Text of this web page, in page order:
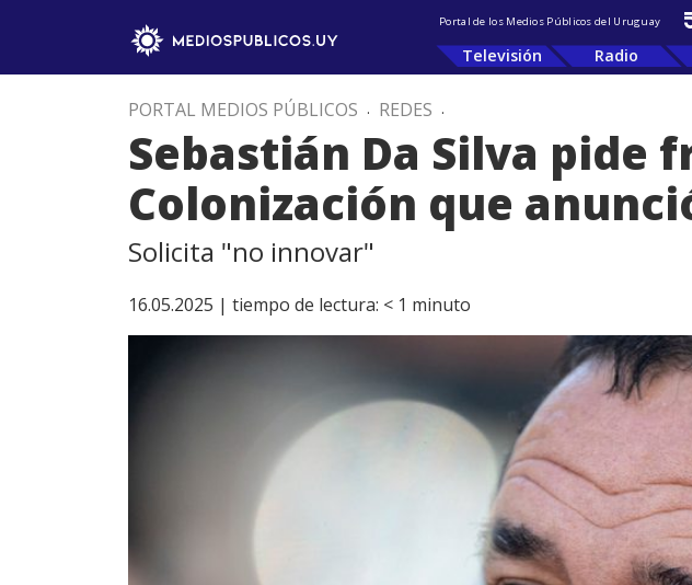
Portal de los Medios Públicos del Uruguay
Televisión Radio
PORTAL MEDIOS PÚBLICOS . REDES .
Sebastián Da Silva pide
Colonización que
Solicita "no innovar"
16.05.2025 | tiempo de lectura: < 1 minuto